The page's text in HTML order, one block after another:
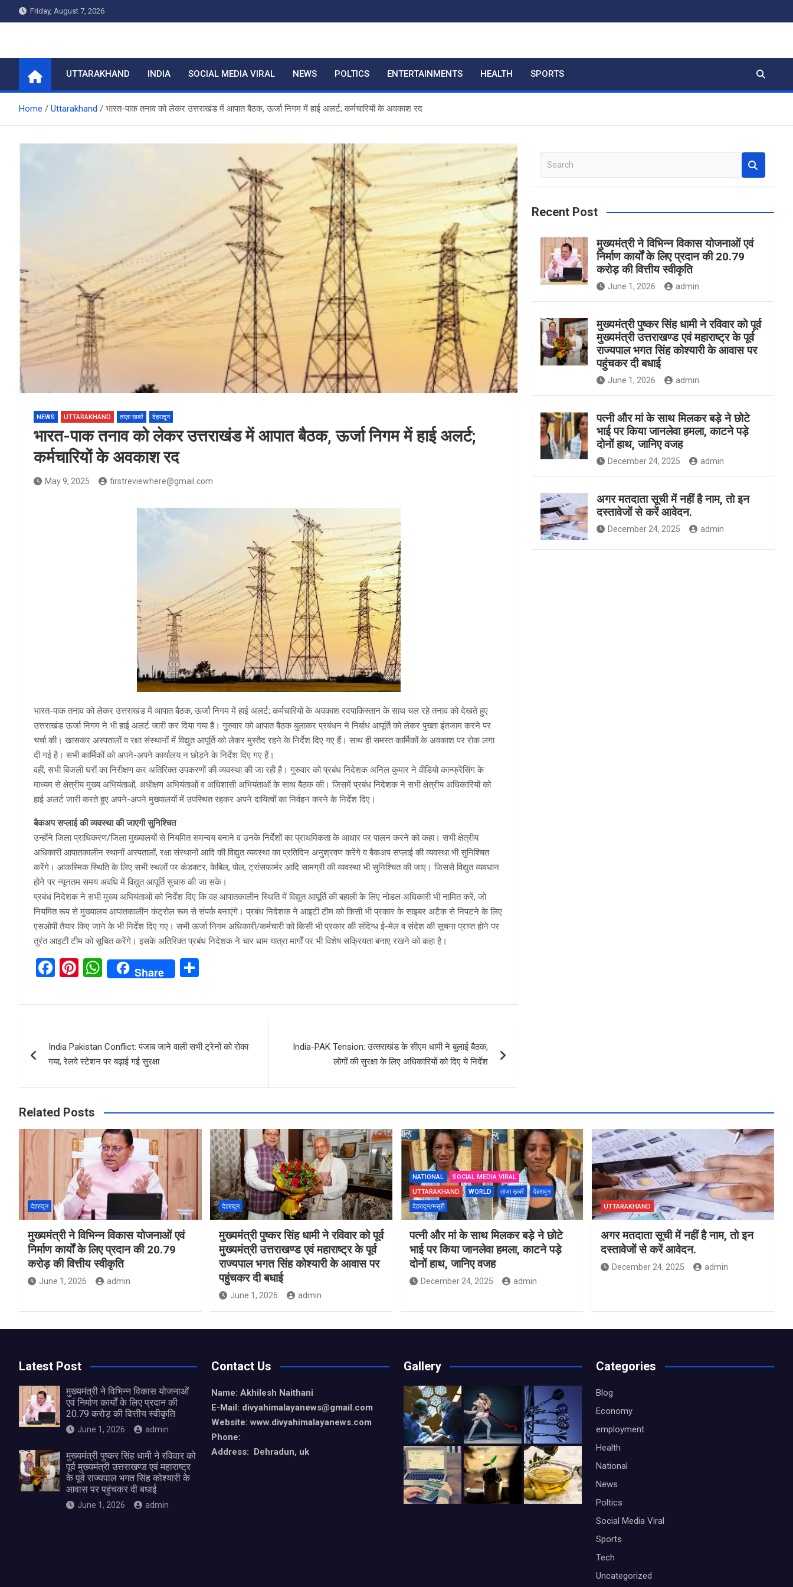
to
Friday, August 7, 2026
Home
UTTARAKHAND INDIA SOCIAL MEDIA VIRAL NEWS POLTICS ENTERTAINMENTS HEALTH SPORTS
Home Uttarakhand भारत-पाक तनाव को लेकर उत्तराखंड में आपात बैठक, ऊर्जा निगम में हाई अलर्ट; कर्मचारियों के अवकाश रद
NEWS UTTARAKHAND ताज़ा ख़बरें देहरादून
भारत-पाक तनाव को लेकर उत्तराखंड में आपात बैठक, ऊर्जा निगम में हाई अलर्ट;
कर्मचारियों के अवकाश रद
May 9, 2025 firstreviewhere@gmail.com
भारत-पाक तनाव को लेकर उत्तराखंड में आपात बैठक, ऊर्जा निगम में हाई अलर्ट; कर्मचारियों के अवकाश रदपाकिस्तान के साथ चल रहे तनाव को देखते हुए
उत्तराखंड ऊर्जा निगम ने भी हाई अलर्ट जारी कर दिया गया है। गुरुवार को आपात बैठक बुलाकर प्रबंधन ने निर्बाध आपूर्ति को लेकर पुख्ता इंतजाम करने पर
चर्चा की। खासकर अस्पतालों व रक्षा संस्थानों में विद्युत आपूर्ति को लेकर मुस्तैद रहने के निर्देश दिए गए हैं। साथ ही समस्त कार्मिकों के अवकाश पर रोक लगा
दी गई है। सभी कार्मिकों को अपने-अपने कार्यालय न छोड़ने के निर्देश दिए गए हैं।
वहीं, सभी बिजली घरों का निरीक्षण कर अतिरिक्त उपकरणों की व्यवस्था की जा रही है। गुरुवार को प्रबंध निदेशक अनिल कुमार ने वीडियो कान्फ्रेंसिंग के
माध्यम से क्षेत्रीय मुख्य अभियंताओं, अधीक्षण अभियंताओं व अधिशासी अभियंताओं के साथ बैठक की। जिसमें प्रबंध निदेशक ने सभी क्षेत्रीय अधिकारियों को
हाई अलर्ट जारी करते हुए अपने-अपने मुख्यालयों में उपस्थित रहकर अपने दायित्वों का निर्वहन करने के निर्देश दिए।
बैकअप सप्लाई की व्यवस्था की जाएगी सुनिश्चित
उन्होंने जिला प्राधिकरण/जिला मुख्यालयों से नियमित समन्वय बनाने व उनके निर्देशों का प्राथमिकता के आधार पर पालन करने को कहा। सभी क्षेत्रीय
अधिकारी आपातकालीन स्थानों अस्पतालों, रक्षा संस्थानों आदि की विद्युत व्यवस्था का प्रतिदिन अनुश्रवण करेंगे व बैकअप सप्लाई की व्यवस्था भी सुनिश्चित
करेंगे। आकस्मिक स्थिति के लिए सभी स्थलों पर कंडक्टर, केबिल, पोल, ट्रांसफार्मर आदि सामग्री की व्यवस्था भी सुनिश्चित की जाए। जिससे विद्युत व्यवधान
होने पर न्यूनतम समय अवधि में विद्युत आपूर्ति सुचारु की जा सके।
प्रबंध निदेशक ने सभी मुख्य अभियंताओं को निर्देश दिए कि वह आपातकालीन स्थिति में विद्युत आपूर्ति की बहाली के लिए नोडल अधिकारी भी नामित करें, जो
नियमित रूप से मुख्यालय आपातकालीन कंट्रोल रूम से संपर्क बनाएंगे। प्रबंध निदेशक ने आइटी टीम को किसी भी प्रकार के साइबर अटैक से निपटने के लिए
एसओपी तैयार किए जाने के भी निर्देश दिए गए। सभी ऊर्जा निगम अधिकारी/कर्मचारी को किसी भी प्रकार की संदिग्ध ई-मेल व संदेश की सूचना प्राप्त होने पर
तुरंत आइटी टीम को सूचित करेंगे। इसके अतिरिक्त प्रबंध निदेशक ने चार धाम यात्रा मार्गों पर भी विशेष सक्रियता बनाए रखने को कहा है।
F
ce
o
o
k
Pi
er
t
W
at
A
p
p
Share
ar
navigation
India Pakistan Conflict: पंजाब जाने वाली सभी ट्रेनों को रोका
गया, रेलवे स्टेशन पर बढ़ाई गई सुरक्षा
India-PAK Tension: उत्‍तराखंड के सीएम धामी ने बुलाई बैठक,
लोगों की सुरक्षा के लिए अधिकारियों को दिए ये निर्देश
a
c
Recent Post
मुख्यमंत्री ने विभिन्न विकास योजनाओं एवं
निर्माण कार्यों के लिए प्रदान की 20.79
करोड़ की वित्तीय स्वीकृति
June 1, 2026 admin
मुख्यमंत्री पुष्कर सिंह धामी ने रविवार को पूर्व
मुख्यमंत्री उत्तराखण्ड एवं महाराष्ट्र के पूर्व
राज्यपाल भगत सिंह कोश्यारी के आवास पर
पहुंचकर दी बधाई
June 1, 2026 admin
पत्नी और मां के साथ मिलकर बड़े ने छोटे
भाई पर किया जानलेवा हमला, काटने पड़े
दोनों हाथ, जानिए वजह
December 24, 2025 admin
अगर मतदाता सूची में नहीं है नाम, तो इन
दस्तावेजों से करें आवेदन.
December 24, 2025 admin
Related Posts
देहरादून
मुख्यमंत्री ने विभिन्न विकास योजनाओं एवं
निर्माण कार्यों के लिए प्रदान की 20.79
करोड़ की वित्तीय स्वीकृति
June 1, 2026 admin
देहरादून
मुख्यमंत्री पुष्कर सिंह धामी ने रविवार को पूर्व
मुख्यमंत्री उत्तराखण्ड एवं महाराष्ट्र के पूर्व
राज्यपाल भगत सिंह कोश्यारी के आवास पर
पहुंचकर दी बधाई
June 1, 2026 admin
NATIONAL
SOCIAL MEDIA VIRAL
UTTARAKHAND
WORLD ताज़ा ख़बरें
देहरादून
देहरादून/मसूरी
पत्नी और मां के साथ मिलकर बड़े ने छोटे
भाई पर किया जानलेवा हमला, काटने पड़े
दोनों हाथ, जानिए वजह
December 24, 2025 admin
UTTARAKHAND
अगर मतदाता सूची में नहीं है नाम, तो इन
दस्तावेजों से करें आवेदन.
December 24, 2025 admin
Latest Post
मुख्यमंत्री ने विभिन्न विकास योजनाओं
एवं निर्माण कार्यों के लिए प्रदान की
20.79 करोड़ की वित्तीय स्वीकृति
June 1, 2026 admin
मुख्यमंत्री पुष्कर सिंह धामी ने रविवार को
पूर्व मुख्यमंत्री उत्तराखण्ड एवं महाराष्ट्र
के पूर्व राज्यपाल भगत सिंह कोश्यारी के
आवास पर पहुंचकर दी बधाई
June 1, 2026 admin
Contact Us
Name: Akhilesh Naithani
E-Mail: divyahimalayanews@gmail.com
Website: www.divyahimalayanews.com
Phone:
Address: Dehradun, uk
Gallery Categories
Blog
Economy
employment
Health
National
News
Poltics
Social Media Viral
Sports
Tech
Uncategorized